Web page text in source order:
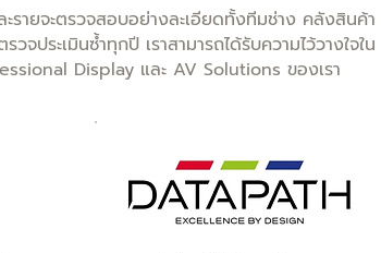
ายจะตรวจสอบอย่างละเอียดทั้งทีมช่าง คลังสินค้า
ประเมินซ้ำทุกปี เราสามารถได้รับความไว้วางใจใน
Display และ AV Solutions ของเรา